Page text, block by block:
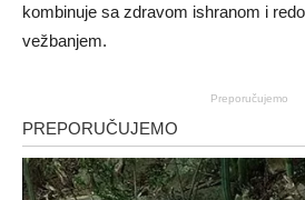
kombinuje sa zdravom ishranom i
vežbanjem.
Preporučujemo